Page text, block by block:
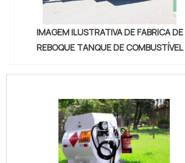
IMAGEM ILUSTRATIVA DE FABRICA DE
REBOQUE TANQUE DE COMBUSTÍVEL